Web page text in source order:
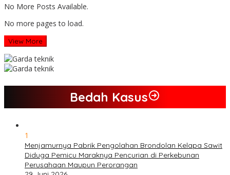
No More Posts Available.
No more pages to load.
View More
Bedah Kasus
1
Menjamurnya Pabrik Pengolahan Brondolan Kelapa Sawit
Diduga Pemicu Maraknya Pencurian di Perkebunan
Perusahaan Maupun Perorangan